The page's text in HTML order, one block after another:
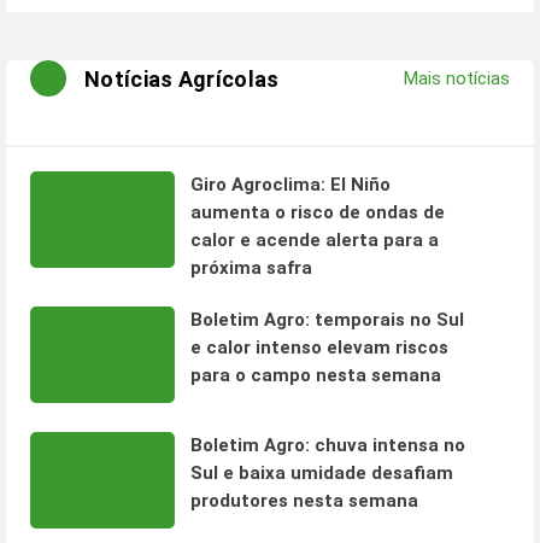
Notícias Agrícolas Mais notícias
Giro Agroclima: El Niño
aumenta o risco de ondas de
calor e acende alerta para a
próxima safra
Boletim Agro: temporais no Sul
e calor intenso elevam riscos
para o campo nesta semana
Boletim Agro: chuva intensa no
Sul e baixa umidade desafiam
produtores nesta semana